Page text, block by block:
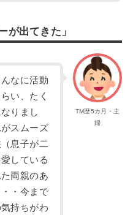
が出てきた」
TM歴5カ月・主
婦
なに活動
い、たく
りまし
スムーズ
息子が二
している
両親のあ
・今まで
持ちがわ